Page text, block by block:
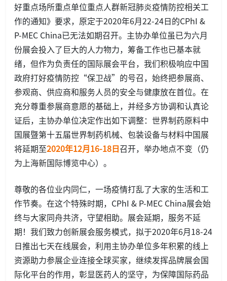
好重点场所重点单位重点人群新冠肺炎疫情防控相关工
作的通知》要求，原定于2020年6月22-24日的CPhI &
P-MEC China已无法如期召开。主协办单位虽已为六月
份展会投入了巨大的人力物力，筹备工作也已基本就
绪，但作为负责任的国际展会平台，我们积极响应中国
政府打好疫情防控“保卫战”的号召，始终把参展商、
参观商、供应商和服务人员的安全与健康放在首位。在
充分尊重参展商意愿的基础上，并经多方协调和认真论
证后，主协办单位决定作出如下调整：世界制药原料中
国展暨第十五届世界制药机械、包装设备与材料中国展
将延期至2020年12月16-18日召开，举办地点不变（仍
为上海新国际博览中心）。
尊敬的各位业内同仁，一场疫情打乱了大家的生活和工
作节奏。在这个特殊时期，CPhI & P-MEC China展会始
终与大家同舟共济，守望相助。展会延期，服务不延
期！我们致力创新展会服务模式，拟于2020年6月18-24
日推出七天在线展会，利用主协办单位多年积累的线上
资源助力参展企业连接全球买家，继续发挥品牌展会国
际化平台的作用，彰显医药人的坚守，为保障国际药品